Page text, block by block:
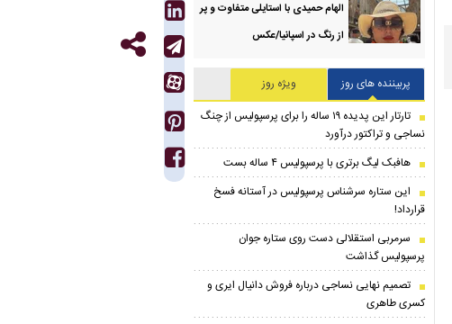
الهام حمیدی با استایلی متفاوت و پر
از رنگ در اسپانیا/عکس
پربیننده های روز
ویژه روز
تارتار این پدیده ۱۹ ساله را برای پرسپولیس از چنگ
نساجی و تراکتور درآورد
هافبک لیگ برتری با پرسپولیس ۴ ساله بست
این ستاره سرشناس پرسپولیس در آستانه فسخ
قرارداد!
سرمربی استقلالی دست روی ستاره جوان
پرسپولیس گذاشت
تصمیم نهایی نساجی درباره فروش دانیال ایری و
کسری طاهری